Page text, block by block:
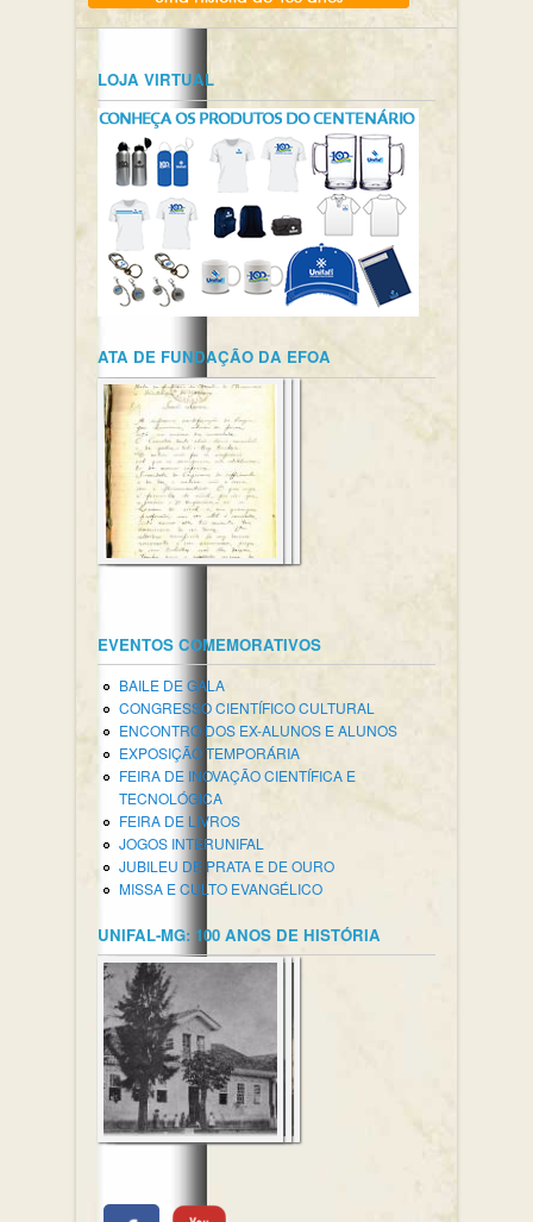
LOJA VIRTUAL
ATA DE FUNDAÇÃO DA EFOA
EVENTOS COMEMORATIVOS
BAILE DE GALA
CONGRESSO CIENTÍFICO CULTURAL
ENCONTRO DOS EX-ALUNOS E ALUNOS
EXPOSIÇÃO TEMPORÁRIA
FEIRA DE INOVAÇÃO CIENTÍFICA E
TECNOLÓGICA
FEIRA DE LIVROS
JOGOS INTERUNIFAL
JUBILEU DE PRATA E DE OURO
MISSA E CULTO EVANGÉLICO
UNIFAL-MG: 100 ANOS DE HISTÓRIA